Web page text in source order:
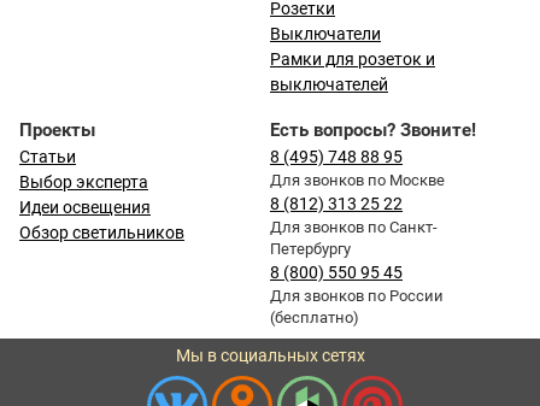
Розетки
Выключатели
Рамки для розеток и
выключателей
Проекты
Статьи
Выбор эксперта
Идеи освещения
Обзор светильников
Есть вопросы? Звоните!
8 (495) 748 88 95
Для звонков по Москве
8 (812) 313 25 22
Для звонков по Санкт-
Петербургу
8 (800) 550 95 45
Для звонков по России
(бесплатно)
Мы в социальных сетях